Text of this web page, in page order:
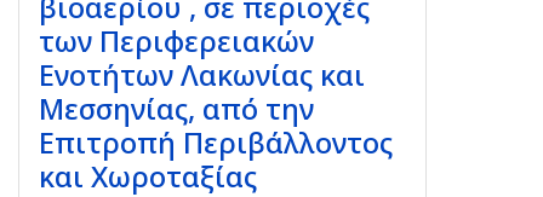
των Περιφερειακών
Ενοτήτων Λακωνίας και
Μεσσηνίας, από την
Επιτροπή Περιβάλλοντος
και Χωροταξίας